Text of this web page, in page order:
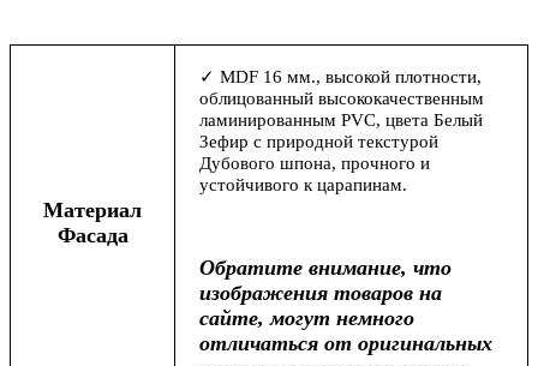
Материал
Фасада
✓ MDF 16 мм., высокой плотности,
облицованный высококачественным
ламинированным PVC, цвета Белый
Зефир с природной текстурой
Дубового шпона, прочного и
устойчивого к царапинам.
Обратите внимание, что
изображения товаров на
сайте, могут немного
отличаться от оригинальных